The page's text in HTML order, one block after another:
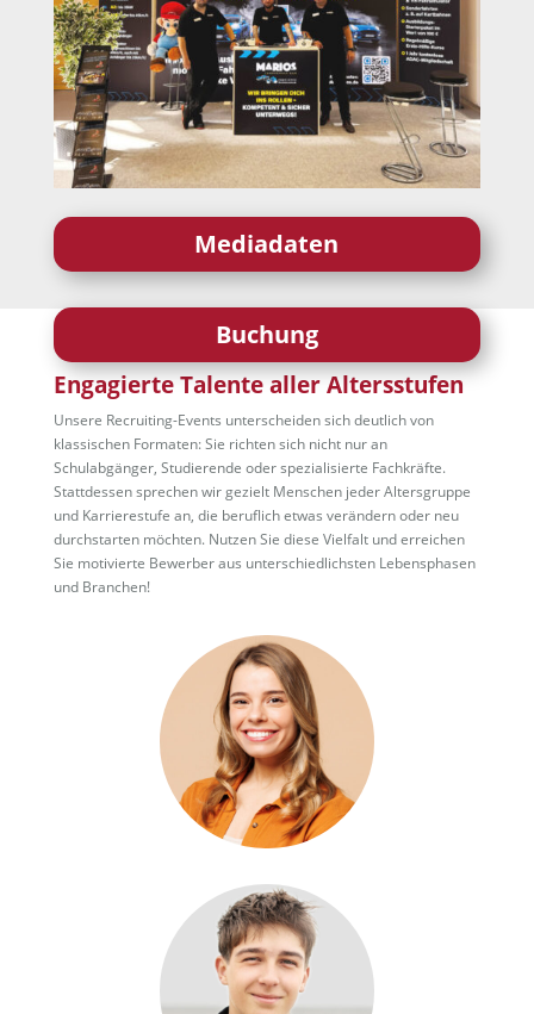
Mediadaten
Buchung
Engagierte Talente aller Altersstufen
Unsere Recruiting-Events unterscheiden sich deutlich von
klassischen Formaten: Sie richten sich nicht nur an
Schulabgänger, Studierende oder spezialisierte Fachkräfte.
Stattdessen sprechen wir gezielt Menschen jeder Altersgruppe
und Karrierestufe an, die beruflich etwas verändern oder neu
durchstarten möchten. Nutzen Sie diese Vielfalt und erreichen
Sie motivierte Bewerber aus unterschiedlichsten Lebensphasen
und Branchen!